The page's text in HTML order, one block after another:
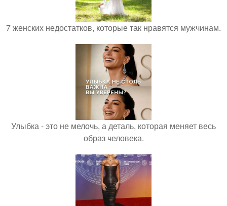
7 женских недостатков, которые так нравятся мужчинам.
Улыбка - это не мелочь, а деталь, которая меняет весь
образ человека.